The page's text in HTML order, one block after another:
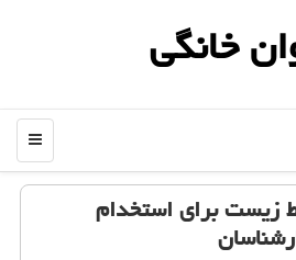
خانگی
منو
زیست برای استخدام